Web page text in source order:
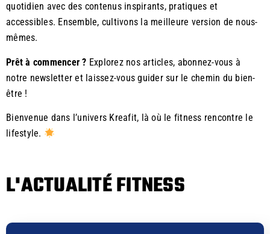
quotidien avec des contenus inspirants, pratiques et
accessibles. Ensemble, cultivons la meilleure version de nous-
mêmes.
Prêt à commencer ? Explorez nos articles, abonnez-vous à
notre newsletter et laissez-vous guider sur le chemin du bien-
être !
Bienvenue dans l’univers Kreafit, là où le fitness rencontre le
lifestyle.
L'ACTUALITÉ FITNESS